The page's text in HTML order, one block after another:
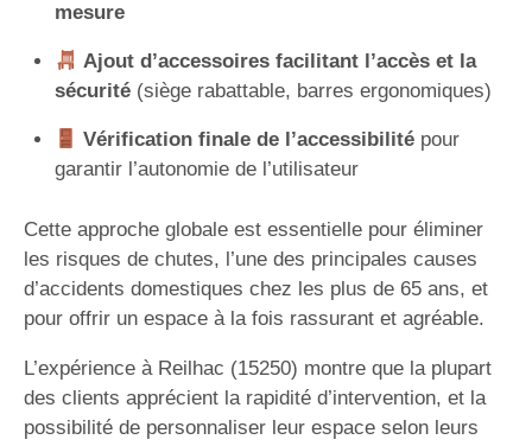
mesure
Ajout d’accessoires facilitant l’accès et la
sécurité(siège rabattable, barres ergonomiques)
Vérification finale de l’accessibilitépour
garantir l’autonomie de l’utilisateur
Cette approche globale est essentielle pour éliminer
les risques de chutes, l’une des principales causes
d’accidents domestiques chez les plus de 65 ans, et
pour offrir un espace à la fois rassurant et agréable.
L’expérience à Reilhac (15250) montre que la plupart
des clients apprécient la rapidité d’intervention, et la
possibilité de personnaliser leur espace selon leurs